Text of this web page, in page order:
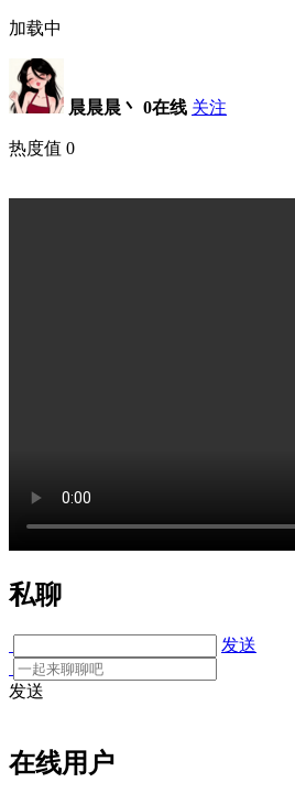
加载中
晨晨晨丶 0在线 关注
热度值 0
私聊
发送
发送
在线用户